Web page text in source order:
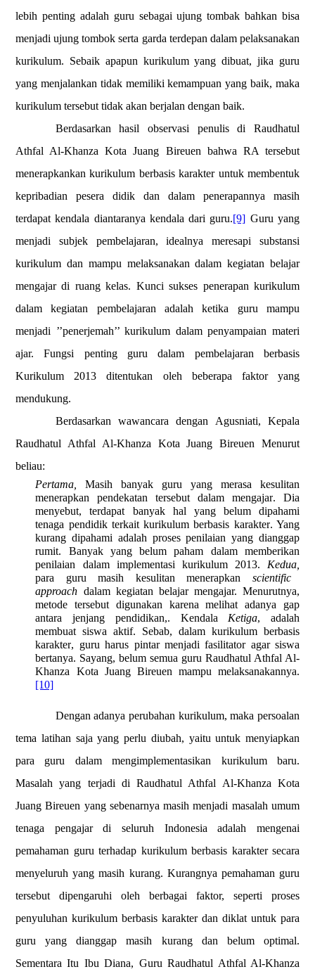
lebih penting adalah guru sebagai ujung tombak bahkan bisa
menjadi ujung tombok serta garda terdepan dalam pelaksanakan
kurikulum. Sebaik apapun kurikulum yang dibuat, jika guru
yang menjalankan tidak memiliki kemampuan yang baik, maka
kurikulum tersebut tidak akan berjalan dengan baik.
Berdasarkan hasil observasi penulis di Raudhatul
Athfal Al-Khanza Kota Juang Bireuen bahwa RA tersebut
menerapkankan kurikulum berbasis karakter untuk membentuk
kepribadian pesera didik dan dalam penerapannya masih
terdapat kendala diantaranya kendala dari guru.[9] Guru yang
menjadi subjek pembelajaran, idealnya meresapi substansi
kurikulum dan mampu melaksanakan dalam kegiatan belajar
mengajar di ruang kelas. Kunci sukses penerapan kurikulum
dalam kegiatan pembelajaran adalah ketika guru mampu
menjadi ’’penerjemah’’ kurikulum dalam penyampaian materi
ajar. Fungsi penting guru dalam pembelajaran berbasis
Kurikulum 2013 ditentukan oleh beberapa faktor yang
mendukung.
Berdasarkan wawancara dengan Agusniati, Kepala
Raudhatul Athfal Al-Khanza Kota Juang Bireuen Menurut
beliau:
Pertama,
Masih banyak guru yang merasa kesulitan
menerapkan pendekatan tersebut dalam mengajar. Dia
menyebut, terdapat banyak hal yang belum dipahami
tenaga pendidik terkait kurikulumberbasis karakter. Yang
kurang dipahami adalah proses penilaian yang dianggap
rumit. Banyak yang belum paham dalam memberikan
penilaian dalam implementasi kurikulum 2013.
Kedua,
para guru masih kesulitan menerapkan
scientific
approach dalam kegiatan belajar mengajar. Menurutnya,
metode tersebut digunakan karena melihat adanya gap
antara jenjang pendidikan,.
Kendala Ketiga, adalah
membuat siswa aktif. Sebab, dalam kurikulum berbasis
karakter, guru harus pintar menjadi fasilitator agar siswa
bertanya. Sayang, belum semua guruRaudhatul Athfal Al-
Khanza Kota Juang Bireuen mampu melaksanakannya.
[10]
Dengan adanya perubahan kurikulum, maka persoalan
tema latihan saja yang perlu diubah, yaitu untuk menyiapkan
para guru dalam mengimplementasikan kurikulum baru.
Masalah yang terjadi diRaudhatul Athfal Al-Khanza Kota
Juang Bireuen yang sebenarnya masih menjadi masalah umum
tenaga pengajar di seluruh Indonesia adalah mengenai
pemahaman guru terhadap kurikulum berbasis karakter secara
menyeluruh yang masih kurang. Kurangnya pemahaman guru
tersebut dipengaruhi oleh berbagai faktor, seperti proses
penyuluhan kurikulum berbasis karakter dan diklat untuk para
guru yang dianggap masih kurang dan belum optimal.
Sementara Itu Ibu Diana, Guru Raudhatul Athfal Al-Khanza